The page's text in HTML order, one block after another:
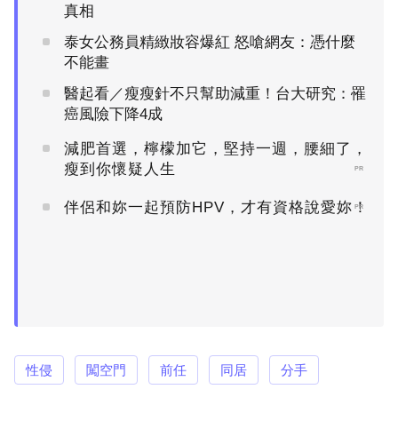
真相
泰女公務員精緻妝容爆紅 怒嗆網友：憑什麼
不能畫
醫起看／瘦瘦針不只幫助減重！台大研究：罹
癌風險下降4成
減肥首選，檸檬加它，堅持一週，腰細了，
瘦到你懷疑人生
PR
伴侶和妳一起預防HPV，才有資格說愛妳！
PR
性侵 闖空門 前任 同居 分手